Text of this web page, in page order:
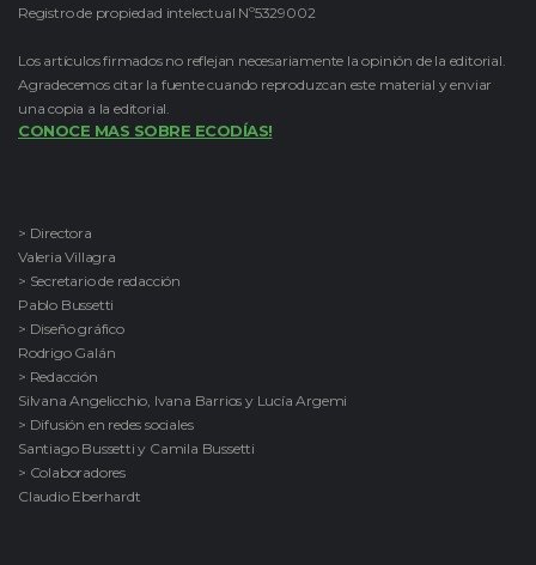
Registro de propiedad intelectual Nº5329002
Los artículos firmados no reflejan necesariamente la opinión de la editorial.
Agradecemos citar la fuente cuando reproduzcan este material y enviar
una copia a la editorial.
CONOCE MAS SOBRE ECODÍAS!
> Directora
Valeria Villagra
> Secretario de redacción
Pablo Bussetti
> Diseño gráfico
Rodrigo Galán
> Redacción
Silvana Angelicchio, Ivana Barrios y Lucía Argemi
> Difusión en redes sociales
Santiago Bussetti y Camila Bussetti
> Colaboradores
Claudio Eberhardt